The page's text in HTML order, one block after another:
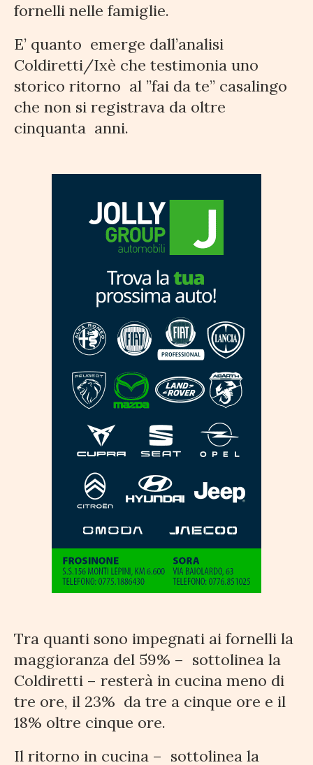
fornelli nelle famiglie.
E’ quanto emerge dall’analisi
Coldiretti/Ixè che testimonia uno
storico ritorno al ”fai da te” casalingo
che non si registrava da oltre
cinquanta anni.
Tra quanti sono impegnati ai fornelli la
maggioranza del 59% – sottolinea la
Coldiretti – resterà in cucina meno di
tre ore, il 23% da tre a cinque ore e il
18% oltre cinque ore.
Il ritorno in cucina – sottolinea la